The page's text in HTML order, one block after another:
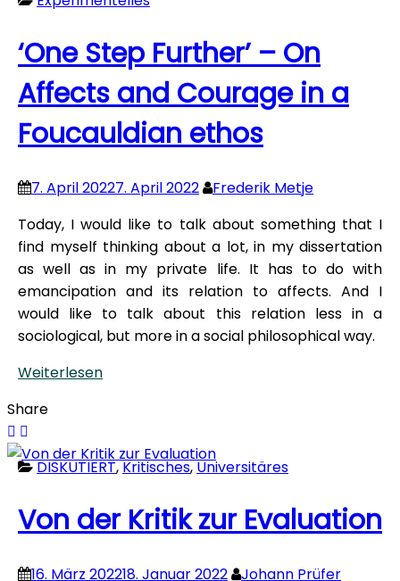
‘One Step Further’ – On
Affects and Courage in a
Foucauldian ethos
7. April 20227. April 2022
Frederik Metje
Today, I would like to talk about something that I
find myself thinking about a lot, in my dissertation
as well as in my private life. It has to do with
emancipation and its relation to affects. And I
would like to talk about this relation less in a
sociological, but more in a social philosophical way.
Weiterlesen
Share
DISKUTIERT,Kritisches,Universitäres
Von der Kritik zur Evaluation
16. März 202218. Januar 2022 Johann Prüfer